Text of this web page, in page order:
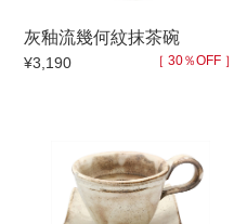
灰釉流幾何紋抹茶碗
¥3,190 ［ 30％OFF ］